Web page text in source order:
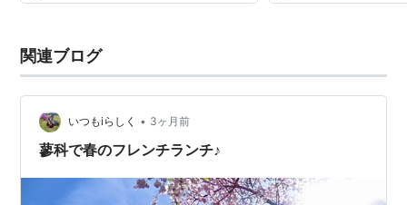
関連ブログ
いつもiらしく • 3ヶ月前
蓼科で春のフレンチランチ♪